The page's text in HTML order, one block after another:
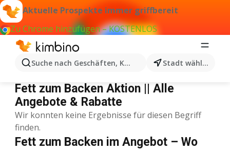
Aktuelle Prospekte immer griffbereit
Zu Chrome hinzufügen – KOSTENLOS
Suche nach Geschäften, Kategorien, Produkten...
Stadt wählen
Fett zum Backen
Fett zum Backen Aktion || Alle
Angebote & Rabatte
Wir konnten keine Ergebnisse für diesen Begriff
finden.
Fett zum Backen im Angebot – Wo